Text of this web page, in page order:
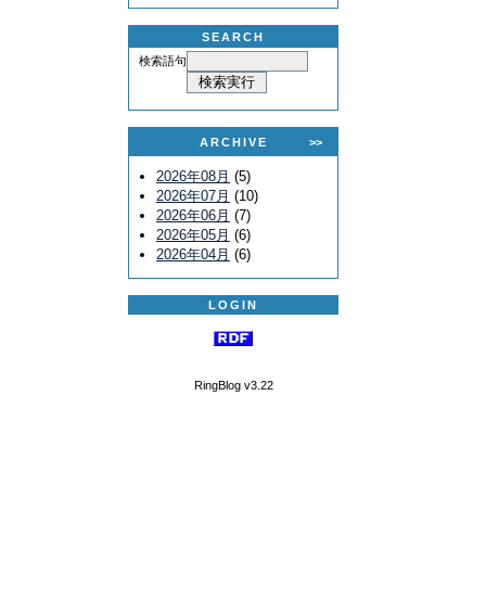
SEARCH
検索語句
ARCHIVE >>
2026年08月 (5)
2026年07月 (10)
2026年06月 (7)
2026年05月 (6)
2026年04月 (6)
LOGIN
RingBlog v3.22